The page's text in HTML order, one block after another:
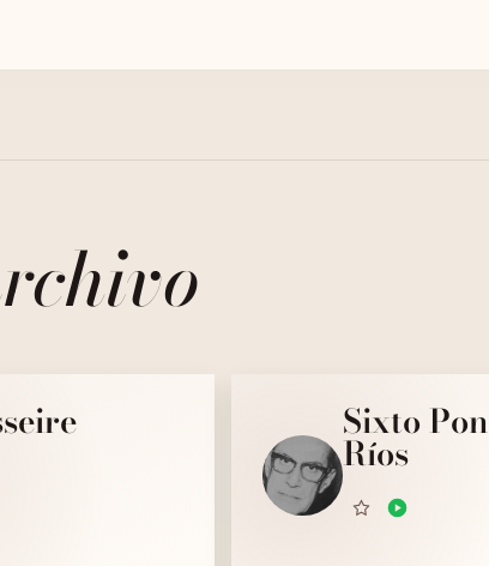
Sixto
Ríos